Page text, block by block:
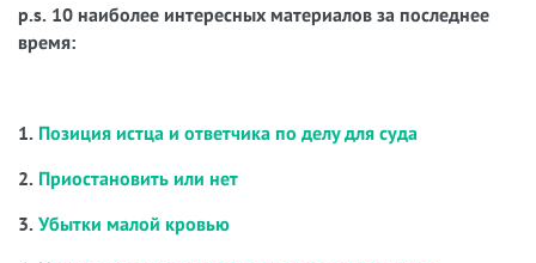
p.s. 10 наиболее интересных материалов за последнее
время:
1. Позиция истца и ответчика по делу для суда
2. Приостановить или нет
3. Убытки малой кровью